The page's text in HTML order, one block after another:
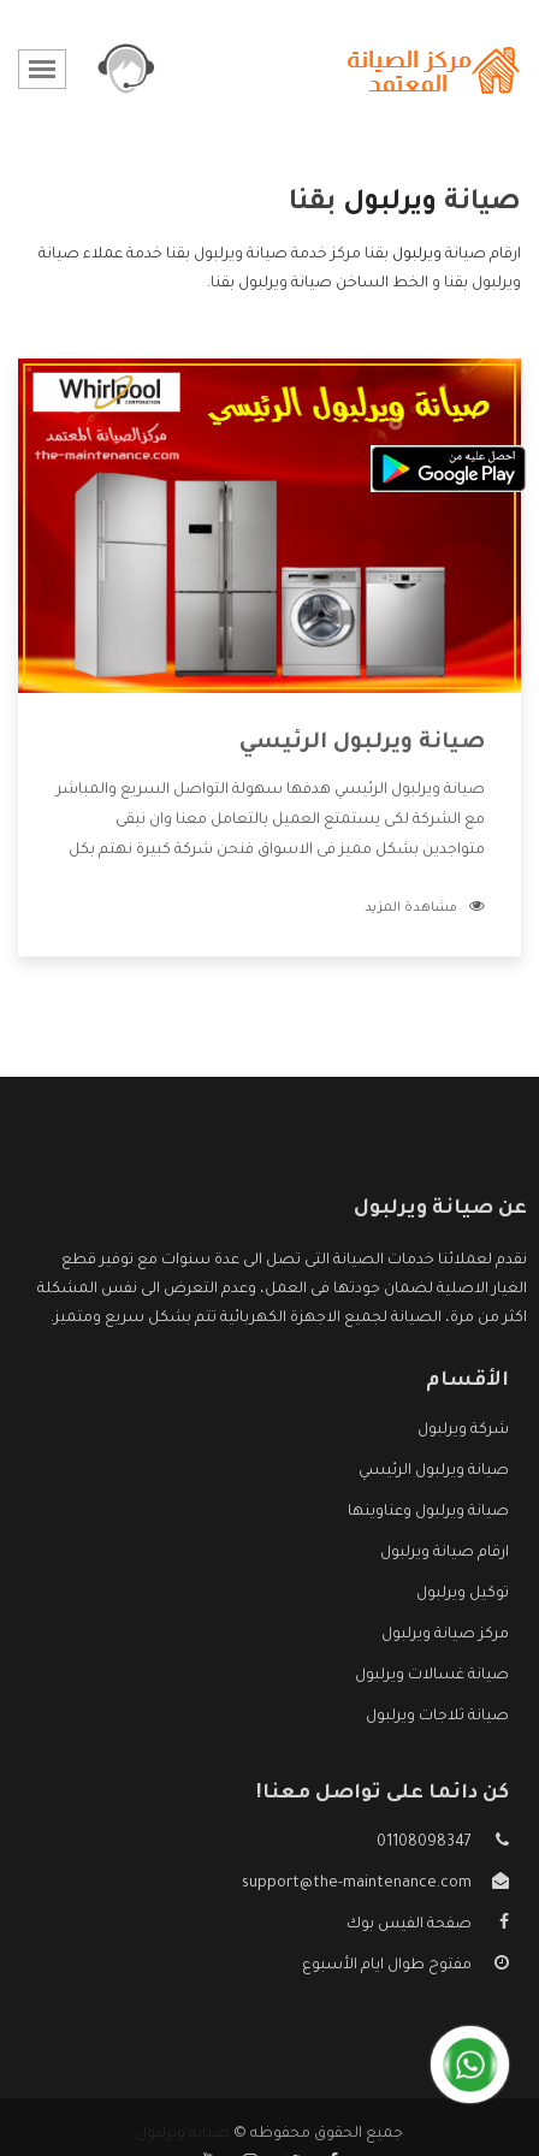
صيانة ويرلبول بقنا
ارقام صيانة ويرلبول بقنا مركز خدمة صيانة ويرلبول بقنا خدمة عملاء صيانة
ويرلبول بقنا و الخط الساخن صيانة ويرلبول بقنا.
صيانة ويرلبول الرئيسي
صيانة ويرلبول الرئيسي هدفها سهولة التواصل السريع والمباشر
مع الشركة لكى يستمتع العميل بالتعامل معنا وان نبقى
متواجدين بشكل مميز فى الاسواق فنحن شركة كبيرة نهتم بكل
الشركة بها والتى تكون منها خدمة الصيانة التى تكون من أهم
مشاهدة المزيد
عن صيانة ويرلبول
نقدم لعملائنا خدمات الصيانة التى تصل الى عدة سنوات مع توفير قطع
الغيار الاصلية لضمان جودتها فى العمل، وعدم التعرض الى نفس المشكلة
اكثر من مرة، الصيانة لجميع الاجهزة الكهربائية تتم بشكل سريع ومتميز.
الأقسام
شركة ويرلبول
صيانة ويرلبول الرئيسي
صيانة ويرلبول وعناوينها
ارقام صيانة ويرلبول
توكيل ويرلبول
مركز صيانة ويرلبول
صيانة غسالات ويرلبول
صيانة ثلاجات ويرلبول
كن دائما على تواصل معنا!
01108098347
support@the-maintenance.com
صفحة الفيس بوك
مفتوح طوال ايام الأسبوع
جميع الحقوق محفوظه © صيانة ويرلبول